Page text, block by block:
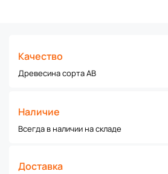
Качество
Древесина сорта АВ
Наличие
Всегда в наличии на складе
Доставка